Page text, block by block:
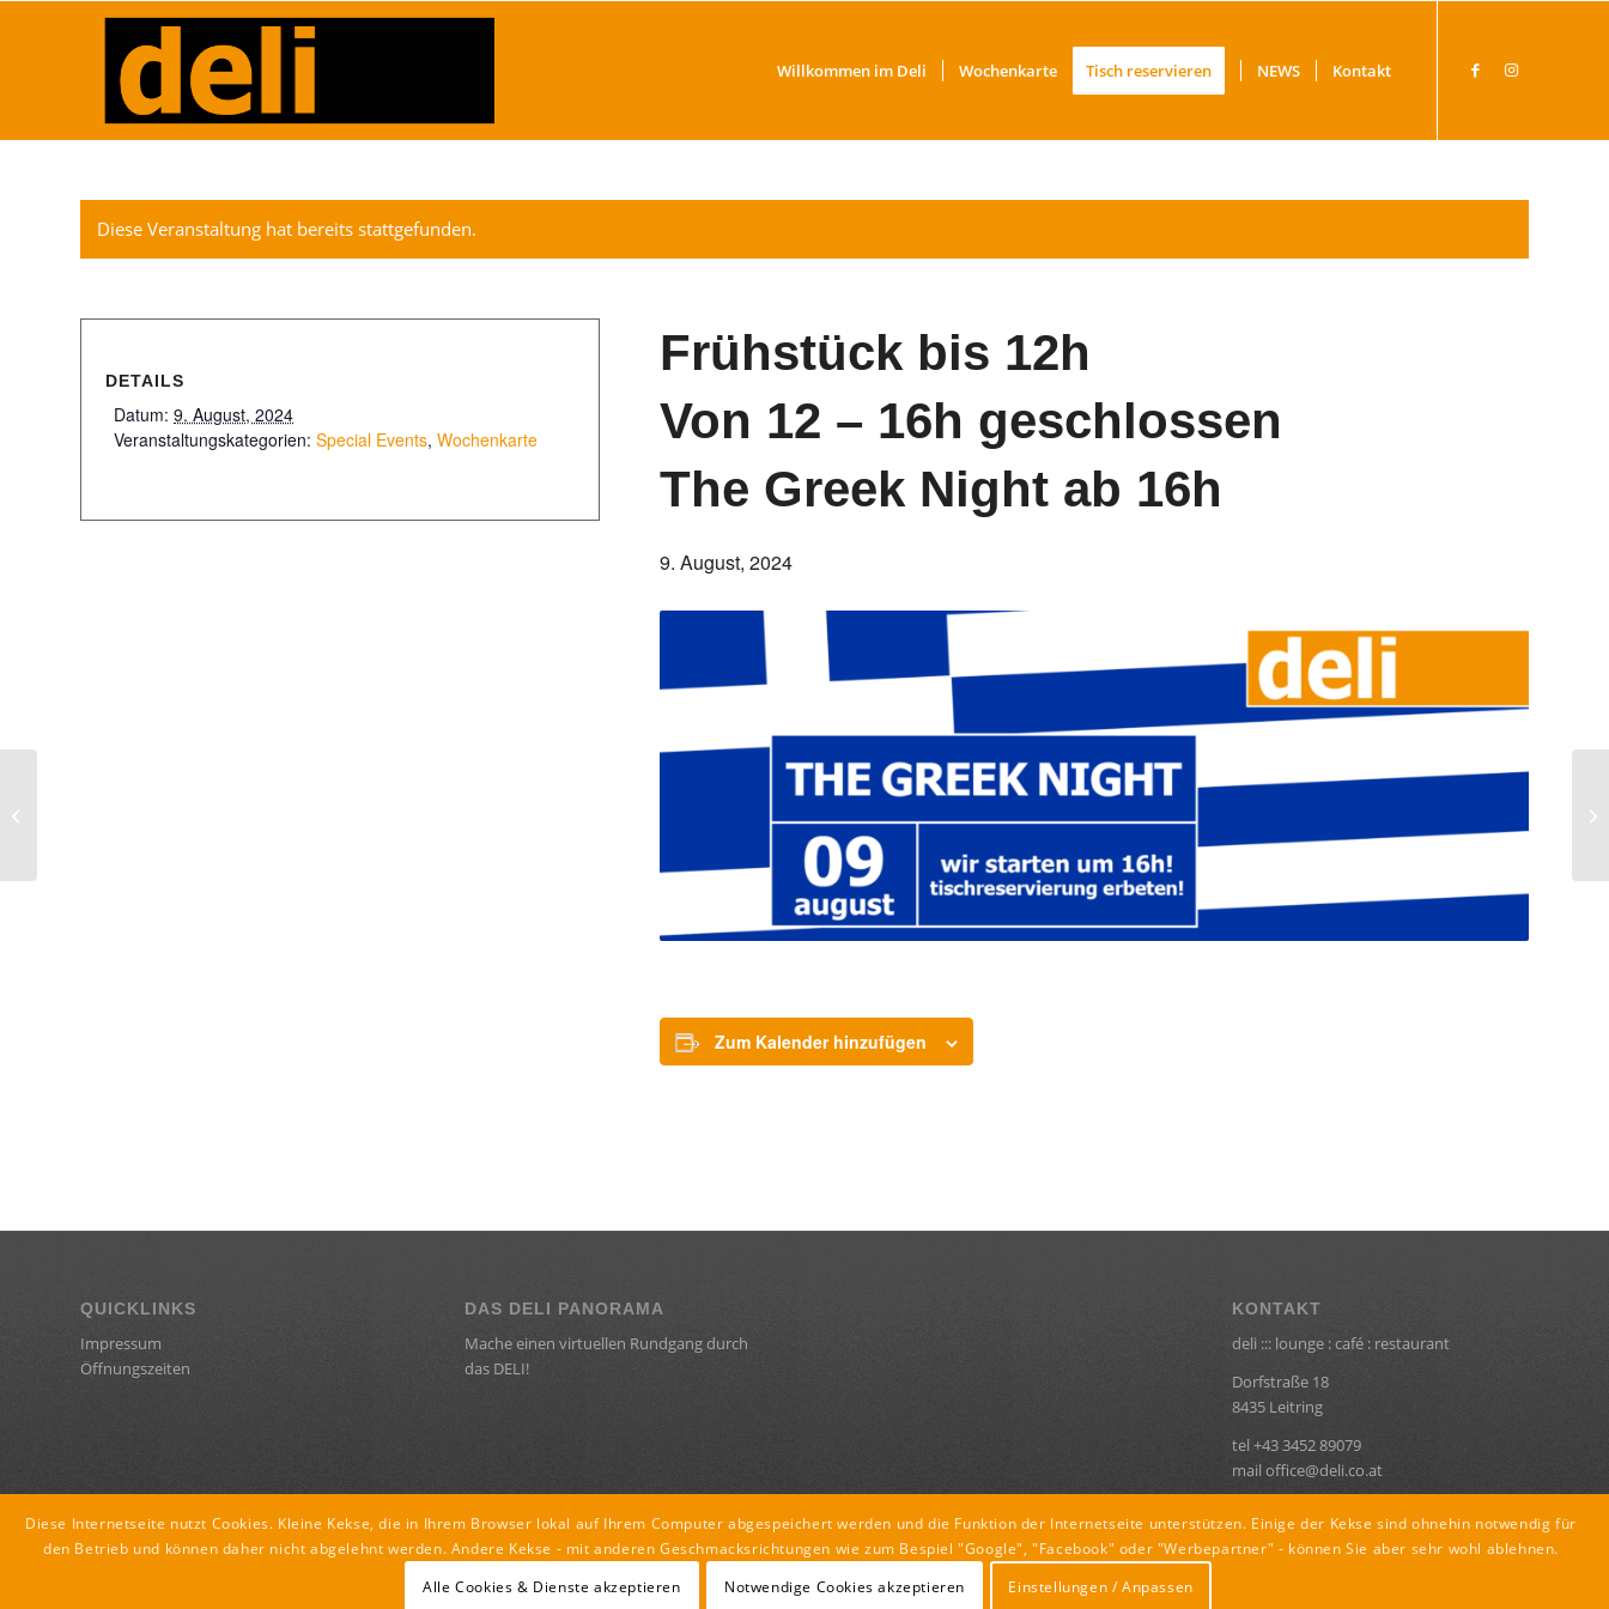
Willkommen im Deli Wochenkarte Tisch reservieren NEWS Kontakt
Diese Veranstaltung hat bereits stattgefunden.
Frühstück bis 12h
Von 12 – 16h geschlossen
The Greek Night ab 16h
9. August, 2024
Zum Kalender hinzufügen
DETAILS
Datum: 9. August, 2024
Veranstaltungskategorien: Special Events, Wochenkarte
QUICKLINKS
Impressum
Öffnungszeiten
DAS DELI PANORAMA
Mache einen virtuellen Rundgang durch
das DELI!
KONTAKT
deli ::: lounge : café : restaurant
Dorfstraße 18
8435 Leitring
tel +43 3452 89079
mail office@deli.co.at
Diese Internetseite nutzt Cookies. Kleine Kekse, die in Ihrem Browser lokal auf Ihrem Computer abgespeichert werden und die Funktion der Internetseite unterstützen. Einige der Kekse sind ohnehin notwendig für
den Betrieb und können daher nicht abgelehnt werden. Andere Kekse - mit anderen Geschmacksrichtungen wie zum Bespiel "Google", "Facebook" oder "Werbepartner" - können Sie aber sehr wohl ablehnen.
Alle Cookies & Dienste akzeptieren
Notwendige Cookies akzeptieren Einstellungen / Anpassen